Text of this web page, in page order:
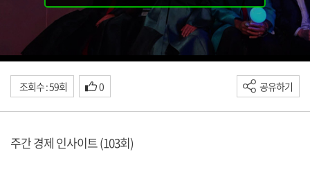
조회수 : 59회 0 공유하기
주간 경제 인사이트 (103회)